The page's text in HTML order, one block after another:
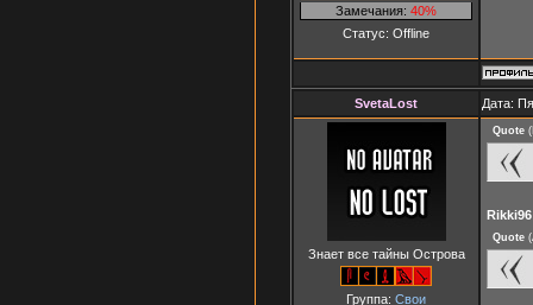
Замечания: 40%
Статус: Offline
SvetaLost Дата:
Знает все тайны Острова
Группа: Свои
Quote (
Rikki96
Quote (